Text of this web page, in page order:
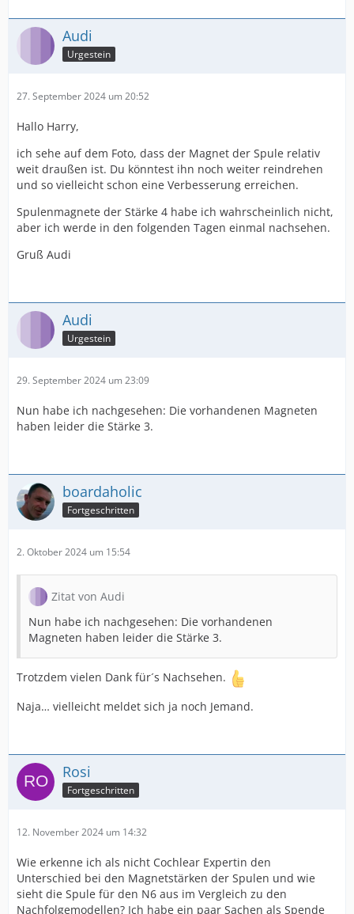
Audi
Urgestein
27. September 2024 um 20:52
Hallo Harry,
ich sehe auf dem Foto, dass der Magnet der Spule relativ
weit draußen ist. Du könntest ihn noch weiter reindrehen
und so vielleicht schon eine Verbesserung erreichen.
Spulenmagnete der Stärke 4 habe ich wahrscheinlich nicht,
aber ich werde in den folgenden Tagen einmal nachsehen.
Gruß Audi
Audi
Urgestein
29. September 2024 um 23:09
Nun habe ich nachgesehen: Die vorhandenen Magneten
haben leider die Stärke 3.
boardaholic
Fortgeschritten
2. Oktober 2024 um 15:54
Zitat von Audi
Nun habe ich nachgesehen: Die vorhandenen
Magneten haben leider die Stärke 3.
Trotzdem vielen Dank für´s Nachsehen.
Naja… vielleicht meldet sich ja noch Jemand.
Rosi
Fortgeschritten
12. November 2024 um 14:32
Wie erkenne ich als nicht Cochlear Expertin den
Unterschied bei den Magnetstärken der Spulen und wie
sieht die Spule für den N6 aus im Vergleich zu den
Nachfolgemodellen? Ich habe ein paar Sachen als Spende